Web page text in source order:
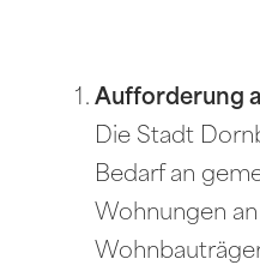
Aufforderung
Die Stadt
Bedarf an
Wohnungen